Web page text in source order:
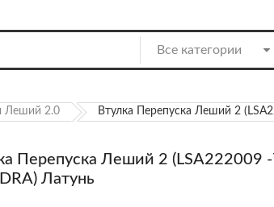
Леший 2.0 Втулка Перепуска Леший 2
Перепуска Леший 2 (LSA222009
Латунь